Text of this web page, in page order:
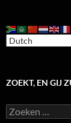
ZOEKT, EN GIJ
Zoeken
naar: